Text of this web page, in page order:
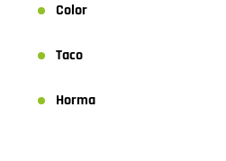
Color
Taco
Horma